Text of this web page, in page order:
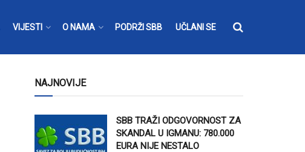
VIJESTI O NAMA PODRŽI SBB UČLANI SE
NAJNOVIJE
SBB TRAŽI ODGOVORNOST ZA
SKANDAL U IGMANU: 780.000
EURA NIJE NESTALO